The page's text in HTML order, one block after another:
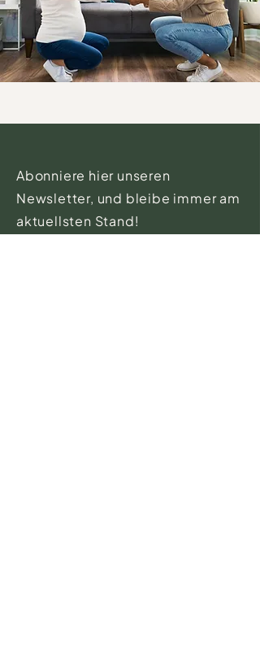
Abonniere hier unseren
Newsletter, und bleibe immer am
aktuellsten Stand!